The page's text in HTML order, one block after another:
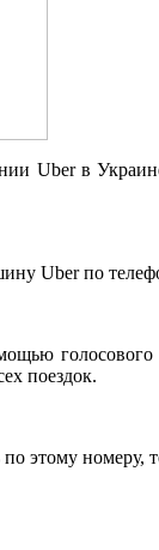
Uber в
Uber по
поездок.
этому номеру,